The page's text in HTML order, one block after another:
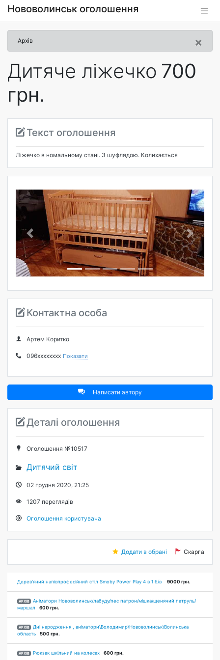
Нововолинськ оголошення
×
Архів
Дитяче ліжечко 700
грн.
Текст оголошення
Ліжечко в номальному стані. З шуфлядою. Колихається
Попередня Наступна
Контактна особа
Артем Коритко
096xxxxxxxx Показати
Написати автору
Деталі оголошення
Оголошення №10517
Дитячий світ
02 грудня 2020, 21:25
1207 переглядів
Оголошення користувача
Скарга
Додати в обрані
Дерев'яний напівпрофесійний стіл Smoby Power Play 4 в 1 б/в 9000 грн.
АРХІВ
Аніматори Нововолинськ/лабуду/пес патрон/мішка/щенячий патруль/
маршал
600 грн.
АРХІВ
Дні народження , аніматори\Володимир\Нововолинськ\Волинська
область
500 грн.
АРХІВ Рюкзак шкільний на колесах 600 грн.